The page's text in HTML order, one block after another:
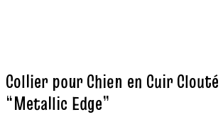
Collier pour Chien en Cuir
“Metallic Edge”